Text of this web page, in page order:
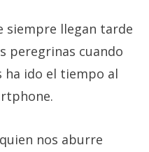
siempre llegan tarde
peregrinas cuando
ha ido el tiempo al
nos aburre